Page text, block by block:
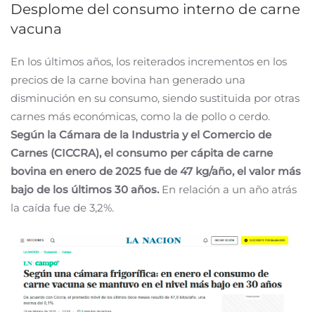
Desplome del consumo interno de carne
vacuna
En los últimos años, los reiterados incrementos en los
precios de la carne bovina han generado una
disminución en su consumo, siendo sustituida por otras
carnes más económicas, como la de pollo o cerdo.
Según la Cámara de la Industria y el Comercio de
Carnes (CICCRA), el consumo per cápita de carne
bovina en enero de 2025 fue de 47 kg/año, el valor más
bajo de los últimos 30 años.En relación a un año atrás
la caída fue de 3,2%.